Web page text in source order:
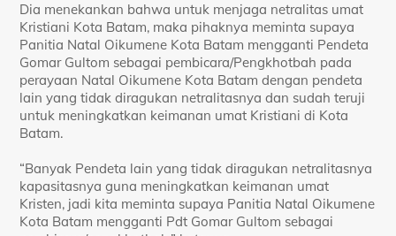
Dia menekankan bahwa untuk menjaga netralitas umat
Kristiani Kota Batam, maka pihaknya meminta supaya
Panitia Natal Oikumene Kota Batam mengganti Pendeta
Gomar Gultom sebagai pembicara/Pengkhotbah pada
perayaan Natal Oikumene Kota Batam dengan pendeta
lain yang tidak diragukan netralitasnya dan sudah teruji
untuk meningkatkan keimanan umat Kristiani di Kota
Batam.
“Banyak Pendeta lain yang tidak diragukan netralitasnya
kapasitasnya guna meningkatkan keimanan umat
Kristen, jadi kita meminta supaya Panitia Natal Oikumene
Kota Batam mengganti Pdt Gomar Gultom sebagai